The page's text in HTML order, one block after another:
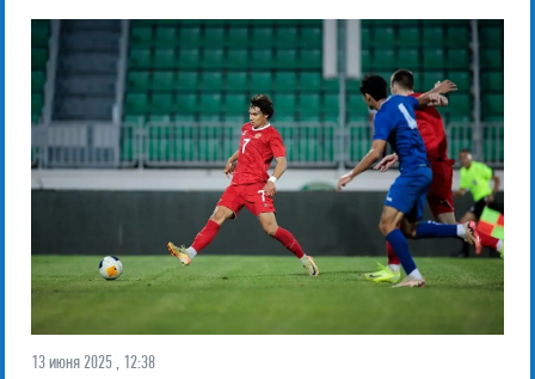
13 июня 2025 , 12:38